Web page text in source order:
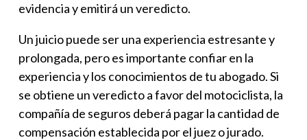
evidencia y emitirá un veredicto.
Un juicio puede ser una experiencia estresante y
prolongada, pero es importante confiar en la
experiencia y los conocimientos de tu abogado. Si
se obtiene un veredicto a favor del motociclista, la
compañía de seguros deberá pagar la cantidad de
compensación establecida por el juez o jurado.